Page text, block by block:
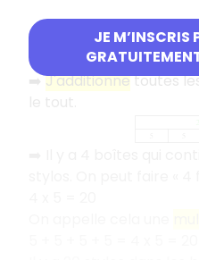
JE M’INSCRIS
Combien y a-t-il de
Pour trouver, il y a
➡️J'additionnetoutes